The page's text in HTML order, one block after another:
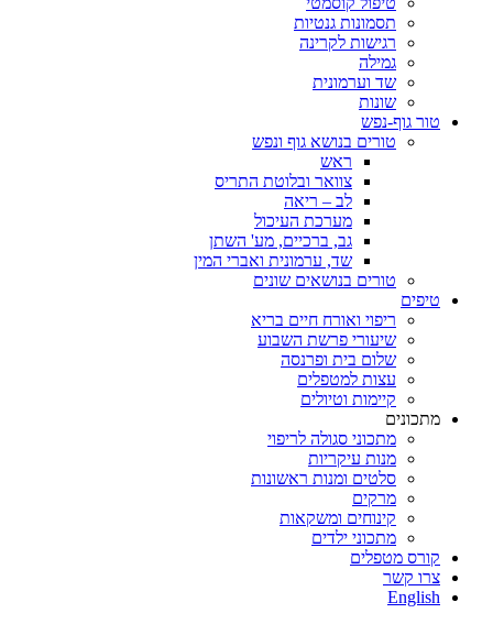
תסמונות גנטיות
רגישות לקרינה
גמילה
שד וערמונית
שונות
טור גוף-נפש
טורים בנושא גוף ונפש
ראש
צוואר ובלוטת התריס
לב – ריאה
מערכת העיכול
גב, ברכיים, מע' השתן
שד, ערמונית ואברי המין
טורים בנושאים שונים
טיפים
ריפוי ואורח חיים בריא
שיעורי פרשת השבוע
שלום בית ופרנסה
עצות למטפלים
קיימות וטיולים
מתכונים
מתכוני סגולה לריפוי
מנות עיקריות
סלטים ומנות ראשונות
מרקים
קינוחים ומשקאות
מתכוני ילדים
קורס מטפלים
צרו קשר
English